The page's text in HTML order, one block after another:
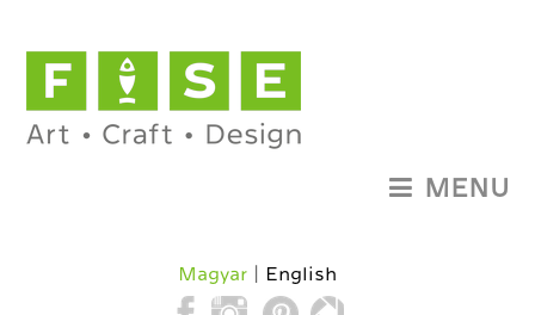
Magyar English
MENU